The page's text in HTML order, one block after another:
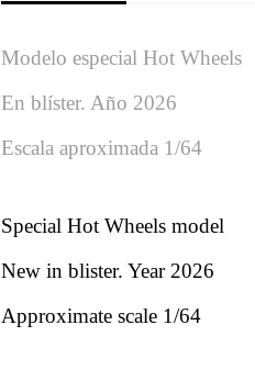
Modelo especial Hot Wheels
En blíster. Año 2026
Escala aproximada 1/64
Special Hot Wheels model
New in blister. Year 2026
Approximate scale 1/64